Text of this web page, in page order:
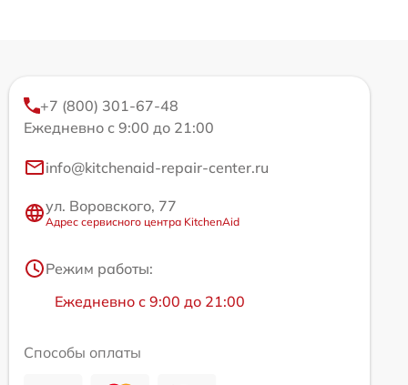
+7 (800) 301-67-48
Ежедневно с 9:00 до 21:00
info@kitchenaid-repair-center.ru
ул. Воровского, 77
Адрес сервисного центра KitchenAid
Режим работы:
Ежедневно с 9:00 до 21:00
Способы оплаты